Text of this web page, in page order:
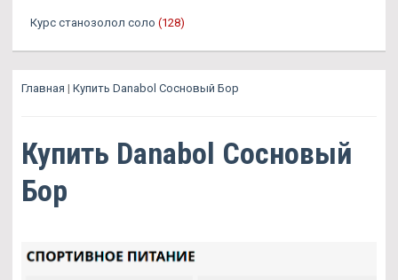
Курс станозолол соло (128)
Главная | Купить Danabol Сосновый Бор
Купить Danabol Сосновый
Бор